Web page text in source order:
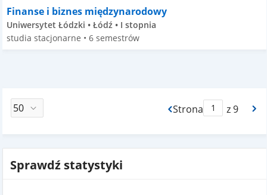
Finanse i biznes międzynarodowy
Uniwersytet Łódzki • Łódź • I stopnia
studia stacjonarne • 6 semestrów
Strona
Max Stronaz 9
Sprawdź statystyki